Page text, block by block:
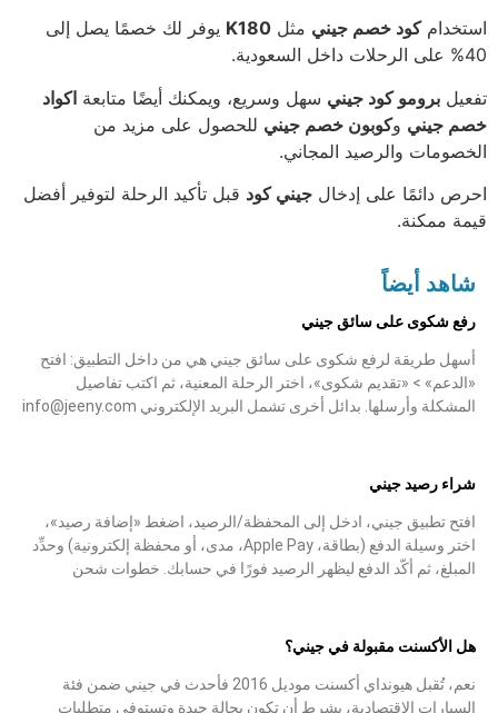
استخدامكود خصم جيني مثل K180 يوفر لك خصمًا يصل إلى
40% على الرحلات داخل السعودية.
تفعيل برومو كود جيني سهل وسريع، ويمكنك أيضًا متابعة اكواد
خصم جيني وكوبون خصم جيني للحصول على مزيد من
الخصومات والرصيد المجاني.
احرص دائمًا على إدخال جيني كود قبل تأكيد الرحلة لتوفير أفضل
قيمة ممكنة.
شاهد أيضاً
رفع شكوى على سائق جيني
أسهل طريقة لرفع شكوى على سائق جيني هي من داخل التطبيق: افتح
«الدعم» > «تقديم شكوى»، اختر الرحلة المعنية، ثم اكتب تفاصيل
المشكلة وأرسلها. بدائل أخرى تشمل البريد الإلكتروني info@jeeny.com
شراء رصيد جيني
افتح تطبيق جيني، ادخل إلى المحفظة/الرصيد، اضغط «إضافة رصيد»،
اختر وسيلة الدفع (بطاقة، Apple Pay، مدى، أو محفظة إلكترونية) وحدِّد
المبلغ، ثم أكّد الدفع ليظهر الرصيد فورًا في حسابك. خطوات شحن
هل الأكسنت مقبولة في جيني؟
نعم، تُقبل هيونداي أكسنت موديل 2016 فأحدث في جيني ضمن فئة
السيارات الاقتصادية، بشرط أن تكون بحالة جيدة وتستوفي متطلبات